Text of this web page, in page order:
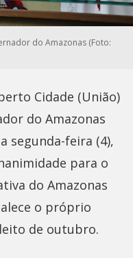
do Amazonas (Foto:
Cidade (União)
do Amazonas
segunda-feira (4),
para o
do Amazonas
o próprio
de outubro.